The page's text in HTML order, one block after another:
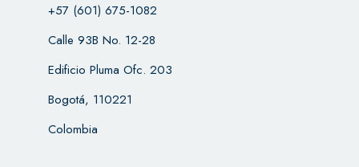
+57 (601) 675-1082
Calle 93B No. 12-28
Edificio Pluma Ofc. 203
Bogotá, 110221
Colombia